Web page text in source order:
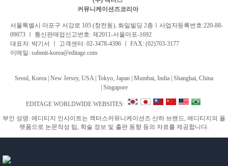
커뮤니케이션즈코리아
서 울특별시 마포구 서강로 105 (창전동), 화일빌딩 2층 ㅣ사업자등록번호:220-88-
09073 ㅣ 통신판매업신고번호: 제2011-서울마포-1692
대표자: 박기서 ㅣ 고객센터: 02-3478-4396 ㅣ FAX: (02)703-3177
이메일: submit-korea@editage.com
Seoul, Korea | New Jersey, USA | Tokyo, Japan | Mumbai, India | Shanghai, China
Singapore
EDITAGE WORLDWIDE WEBSITES:
부인 성명: 에디티지 인사이트는 캑터스커뮤니케이션즈 산하 브랜드, 에디티지의 플
랫폼으로 논문작성 팁, 학술 정보 및 출판 동향 등의 자료를 제공합니다.